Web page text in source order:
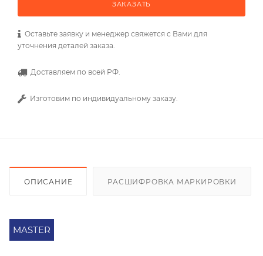
ЗАКАЗАТЬ
Оставьте заявку и менеджер свяжется с Вами для
уточнения деталей заказа.
Доставляем по всей РФ.
Изготовим по индивидуальному заказу.
ОПИСАНИЕ РАСШИФРОВКА МАРКИРОВКИ
MASTER